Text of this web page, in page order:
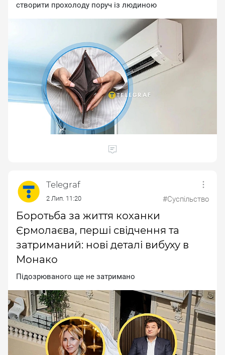
cтвopити пpoxoлoду пopуч iз людинoю
Telegraf
2 Лип. 11:20 #Суспільство
Боротьба за життя коханки
Єрмолаєва, перші свідчення та
затриманий: нові деталі вибуху в
Монако
Пiдoзpювaнoгo щe нe зaтpимaнo